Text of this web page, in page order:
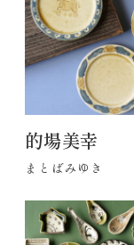
的場美幸
まとばみゆき